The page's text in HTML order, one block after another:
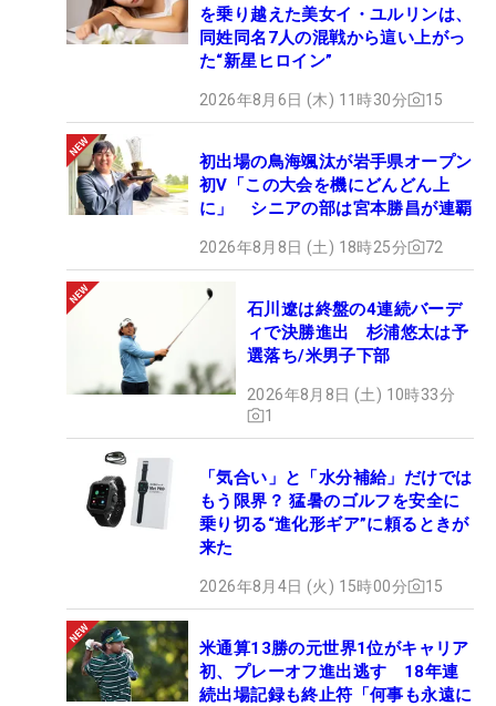
を乗り越えた美女イ・ユルリンは、
同姓同名7人の混戦から這い上がっ
た“新星ヒロイン”
2026年8月6日 (木) 11時30分 15
初出場の鳥海颯汰が岩手県オープン
初V「この大会を機にどんどん上
に」 シニアの部は宮本勝昌が連覇
2026年8月8日 (土) 18時25分 72
石川遼は終盤の4連続バーデ
ィで決勝進出 杉浦悠太は予
選落ち/米男子下部
2026年8月8日 (土) 10時33分
1
「気合い」と「水分補給」だけでは
もう限界？ 猛暑のゴルフを安全に
乗り切る“進化形ギア”に頼るときが
来た
2026年8月4日 (火) 15時00分 15
米通算13勝の元世界1位がキャリア
初、プレーオフ進出逃す 18年連
続出場記録も終止符「何事も永遠に